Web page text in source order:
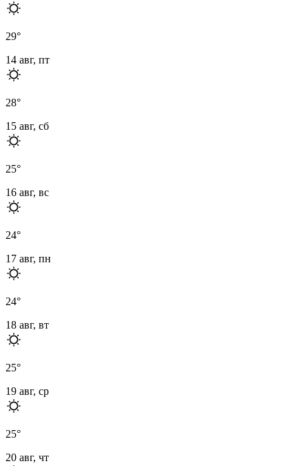
29°
14 авг, пт
28°
15 авг, сб
25°
16 авг, вс
24°
17 авг, пн
24°
18 авг, вт
25°
19 авг, ср
25°
20 авг, чт